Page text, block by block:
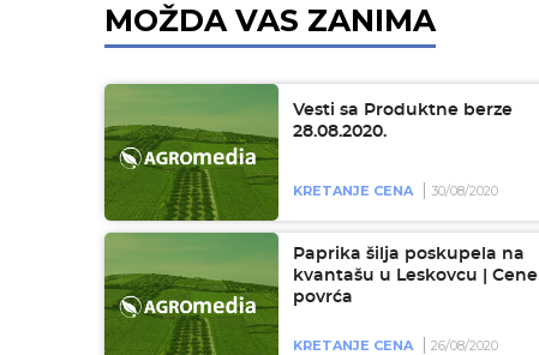
MOŽDA VAS ZANIMA
Vesti sa Produktne berze
28.08.2020.
KRETANJE CENA 30/08/2020
Paprika šilja poskupela na
kvantašu u Leskovcu | Cene
povrća
KRETANJE CENA 26/08/2020